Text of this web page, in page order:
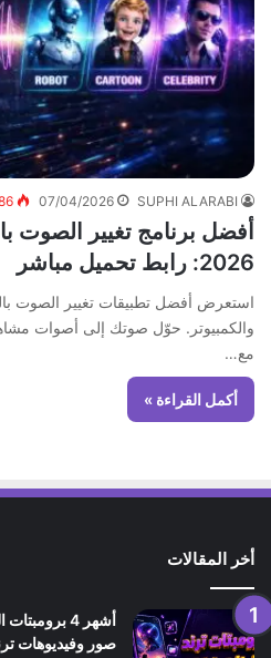
SUPHI ALARABI
07/04/2026
أفضل برنامج تغيير الصوت
2026: رابط تحميل مباشر
والكمبيوتر. حوّل صوتك إلى أصوات
مع…
أكمل القراءة »
أخر المقالات
أشهر 4
صور وفيديوهات ترند